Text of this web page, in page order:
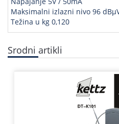
Maksimalni izlazni nivo 96
Težina u kg 0,120
Srodni artikli